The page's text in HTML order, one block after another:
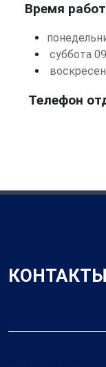
Время
суббота
Телефон
КОНТАКТЫ